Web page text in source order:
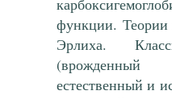
функции.
Эрлиха.
естественный и